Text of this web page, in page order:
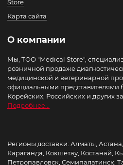
Store
Карта сайта
О компании
Мы, ТОО "Medical Store",
розничной продаже
медицинской и ветеринарной
официальными представителями
Корейских, Российских и других
Подробнее...
Регионы доставки: Алматы,
Караганда, Кокшетау, Костанай,
Петропавловск, Семипалатинск,